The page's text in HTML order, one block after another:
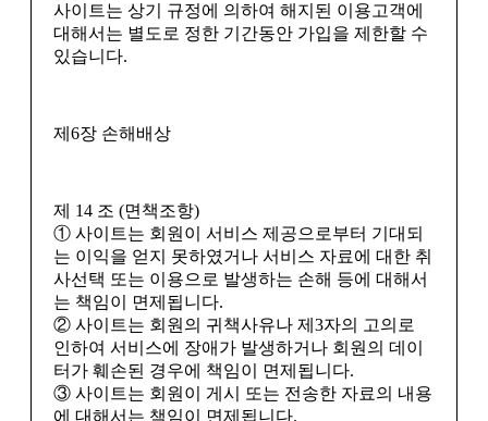
사이트는 상기 규정에 의하여 해지된 이용고객에
대해서는 별도로 정한 기간동안 가입을 제한할 수
있습니다.
제6장 손해배상
제 14 조 (면책조항)
① 사이트는 회원이 서비스 제공으로부터 기대되
는 이익을 얻지 못하였거나 서비스 자료에 대한 취
사선택 또는 이용으로 발생하는 손해 등에 대해서
는 책임이 면제됩니다.
② 사이트는 회원의 귀책사유나 제3자의 고의로
인하여 서비스에 장애가 발생하거나 회원의 데이
터가 훼손된 경우에 책임이 면제됩니다.
③ 사이트는 회원이 게시 또는 전송한 자료의 내용
에 대해서는 책임이 면제됩니다.